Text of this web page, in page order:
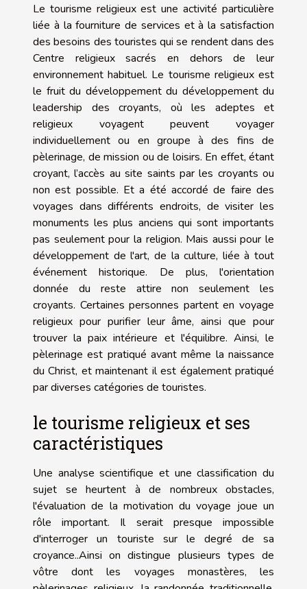
Le tourisme religieux est une activité particulière
liée à la fourniture de services et à la satisfaction
des besoins des touristes qui se rendent dans des
Centre religieux sacrés en dehors de leur
environnement habituel. Le tourisme religieux est
le fruit du développement du développement du
leadership des croyants, où les adeptes et
religieux voyagent peuvent voyager
individuellement ou en groupe à des fins de
pèlerinage, de mission ou de loisirs. En effet, étant
croyant, l’accès au site saints par les croyants ou
non est possible. Et a été accordé de faire des
voyages dans différents endroits, de visiter les
monuments les plus anciens qui sont importants
pas seulement pour la religion. Mais aussi pour le
développement de l'art, de la culture, liée à tout
événement historique. De plus, l'orientation
donnée du reste attire non seulement les
croyants. Certaines personnes partent en voyage
religieux pour purifier leur âme, ainsi que pour
trouver la paix intérieure et l'équilibre. Ainsi, le
pèlerinage est pratiqué avant même la naissance
du Christ, et maintenant il est également pratiqué
par diverses catégories de touristes.
le tourisme religieux et ses
caractéristiques
Une analyse scientifique et une classification du
sujet se heurtent à de nombreux obstacles,
l'évaluation de la motivation du voyage joue un
rôle important. Il serait presque impossible
d'interroger un touriste sur le degré de sa
croyance..Ainsi on distingue plusieurs types de
vôtre dont les voyages monastères, les